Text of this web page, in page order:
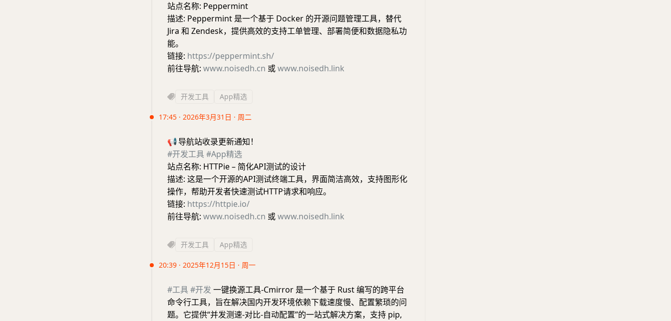
站点名称: Peppermint
描述: Peppermint 是一个基于 Docker 的开源问题管理工具，替代
Jira 和 Zendesk，提供高效的支持工单管理、部署简便和数据隐私功
能。
链接: https://peppermint.sh/
前往导航: www.noisedh.cn 或www.noisedh.link
开发工具 App精选
17:45 · 2026年3月31日 · 周二
📢导航站收录更新通知！
#开发工具#App精选
站点名称: HTTPie – 简化API测试的设计
描述: 这是一个开源的API测试终端工具，界面简洁高效，支持图形化
操作，帮助开发者快速测试HTTP请求和响应。
链接: https://httpie.io/
前往导航: www.noisedh.cn 或www.noisedh.link
开发工具 App精选
20:39 · 2025年12月15日 · 周一
#工具#开发 一键换源工具-Cmirror 是一个基于 Rust 编写的跨平台
命令行工具，旨在解决国内开发环境依赖下载速度慢、配置繁琐的问
题。它提供“并发测速-对比-自动配置”的一站式解决方案，支持 pip,